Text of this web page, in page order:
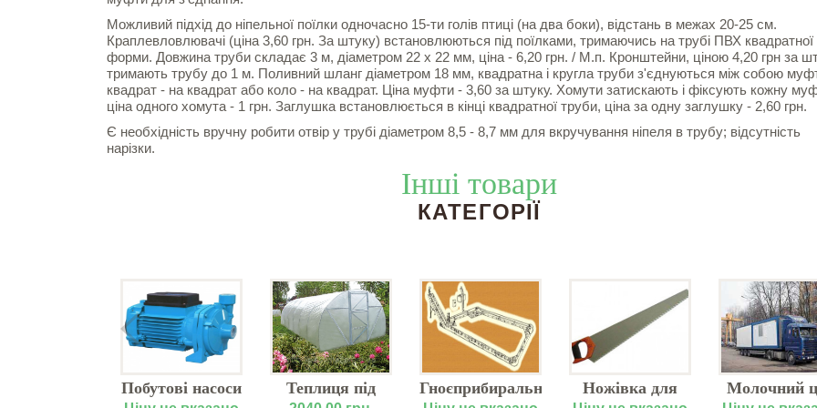
Можливий підхід до ніпельної поїлки одночасно 15-ти голів птиці (на два боки), відстань в межах 20-25 см.
Краплевловлювачі (ціна 3,60 грн. За штуку) встановлюються під поїлками, тримаючись на трубі ПВХ квадратної
форми. Довжина труби складає 3 м, діаметром 22 х 22 мм, ціна - 6,20 грн. / М.п. Кронштейни, ціною 4,20 грн за
тримають трубу до 1 м. Поливний шланг діаметром 18 мм, квадратна і кругла труби з'єднуються між собою
квадрат - на квадрат або коло - на квадрат. Ціна муфти - 3,60 за штуку. Хомути затискають і фіксують кожну
ціна одного хомута - 1 грн. Заглушка встановлюється в кінці квадратної труби, ціна за одну заглушку - 2,60 грн.
Є необхідність вручну робити отвір у трубі діаметром 8,5 - 8,7 мм для вкручування ніпеля в трубу; відсутність
нарізки.
Інші товари
КАТЕГОРІЇ
Побутові насоси
Теплиця під
Гноєприбиральні
Ножівка для
Молочний